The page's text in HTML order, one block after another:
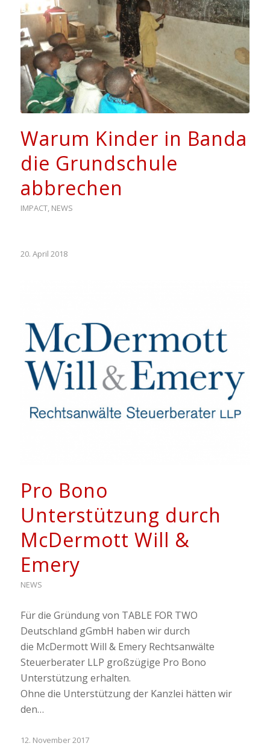
Warum Kinder in Banda
die Grundschule
abbrechen
IMPACT, NEWS
20. April 2018
Pro Bono
Unterstützung durch
McDermott Will &
Emery
NEWS
Für die Gründung von TABLE FOR TWO
Deutschland gGmbH haben wir durch
die McDermott Will & Emery Rechtsanwälte
Steuerberater LLP großzügige Pro Bono
Unterstützung erhalten.
Ohne die Unterstützung der Kanzlei hätten wir
den…
12. November 2017